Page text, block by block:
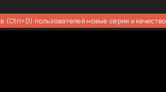
(Ctrl+D) пользователей новые серии и